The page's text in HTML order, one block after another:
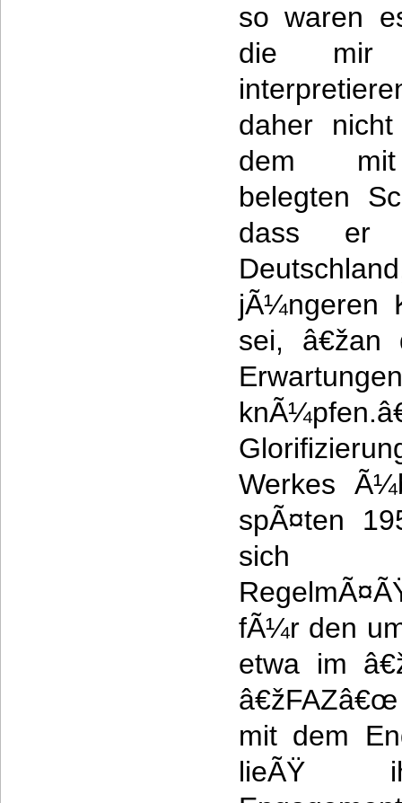
so waren
die mir
daher
dem mit
belegten
dass er
jÃ¼ngeren
sei, â€žan
Werkes
spÃ¤ten
sich
fÃ¼r den
etwa im
mit dem
lieÃŸ